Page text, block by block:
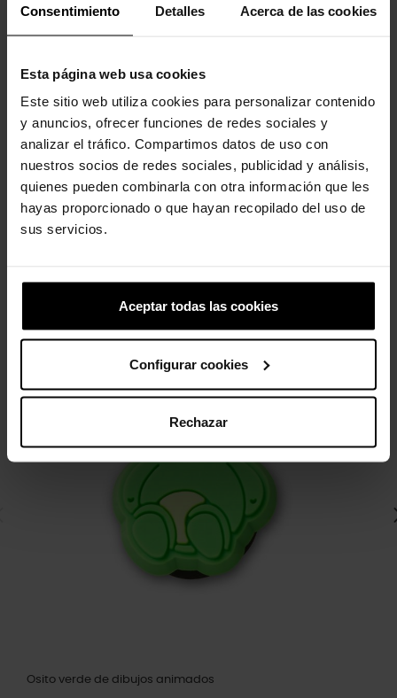
Consentimiento Detalles Acerca de las cookies
Esta página web usa cookies
Este sitio web utiliza cookies para personalizar contenido
y anuncios, ofrecer funciones de redes sociales y
analizar el tráfico. Compartimos datos de uso con
nuestros socios de redes sociales, publicidad y análisis,
quienes pueden combinarla con otra información que les
hayas proporcionado o que hayan recopilado del uso de
sus servicios.
Aceptar todas las cookies
Configurar cookies
Rechazar
Zuecos unisex Echo U
79,90 € 63,92 €
Balón de fútbol
4,99 € 3,99 €
4 otros productos de la misma
Osito verde de dibujos animados